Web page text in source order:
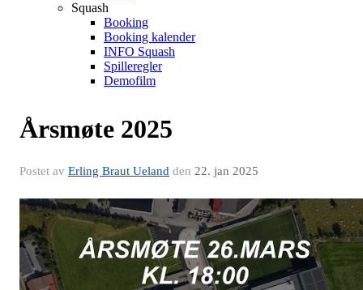
Squash
Booking
Booking kalender
INFO Squash
Spilleregler
Demofilm
Årsmøte 2025
Postet av Erling Braut Ueland den 22. jan 2025